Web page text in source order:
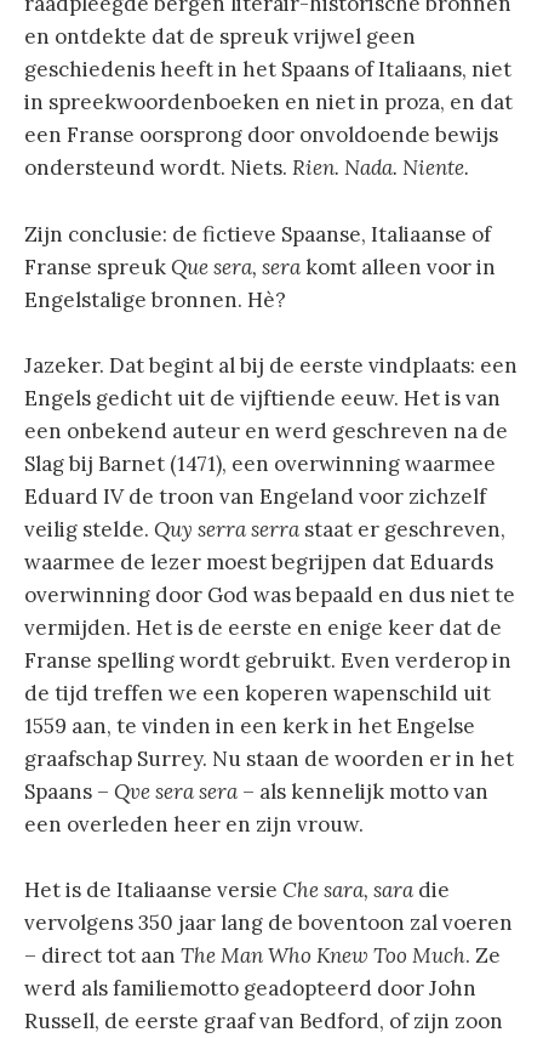
en ontdekte dat de spreuk vrijwel geen
geschiedenis heeft in het Spaans of Italiaans, niet
in spreekwoordenboeken en niet in proza, en dat
een Franse oorsprong door onvoldoende bewijs
ondersteund wordt. Niets. Rien. Nada. Niente.
Zijn conclusie: de fictieve Spaanse, Italiaanse of
Franse spreukQue sera, serakomt alleen voor in
Engelstalige bronnen. Hè?
Jazeker. Dat begint al bij de eerste vindplaats: een
Engels gedicht uit de vijftiende eeuw. Het is van
een onbekend auteur en werd geschreven na de
Slag bij Barnet (1471), een overwinning waarmee
Eduard IV de troon van Engeland voor zichzelf
veilig stelde. Quy serra serra staat er geschreven,
waarmee de lezer moest begrijpen dat Eduards
overwinning door God was bepaald en dus niet te
vermijden. Het is de eerste en enige keer dat de
Franse spelling wordt gebruikt. Even verderop in
de tijd treffen we een koperen wapenschild uit
1559 aan, te vinden in een kerk in het Engelse
graafschap Surrey. Nu staan de woorden er in het
Spaans – Qve sera sera – als kennelijk motto van
een overleden heer en zijn vrouw.
Het is de Italiaanse versie Che sara, sara die
vervolgens 350 jaar lang de boventoon zal voeren
– direct tot aan The Man Who Knew Too Much. Ze
werd als familiemotto geadopteerd door John
Russell, de eerste graaf van Bedford, of zijn zoon